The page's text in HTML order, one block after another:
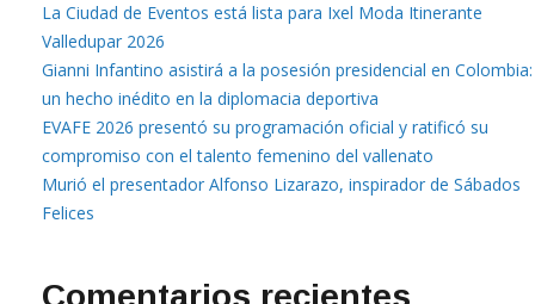
La Ciudad de Eventos está lista para Ixel Moda Itinerante
Valledupar 2026
Gianni Infantino asistirá a la posesión presidencial en Colombia:
un hecho inédito en la diplomacia deportiva
EVAFE 2026 presentó su programación oficial y ratificó su
compromiso con el talento femenino del vallenato
Murió el presentador Alfonso Lizarazo, inspirador de Sábados
Felices
Comentarios recientes